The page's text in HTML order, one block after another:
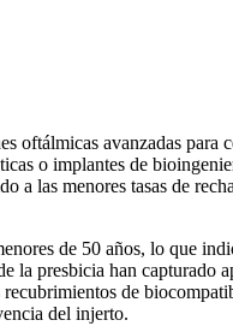
oftálmicas avanzadas para
o implantes de
a las menores tasas de
de 50 años, lo que
la presbicia han capturado
de
del injerto.